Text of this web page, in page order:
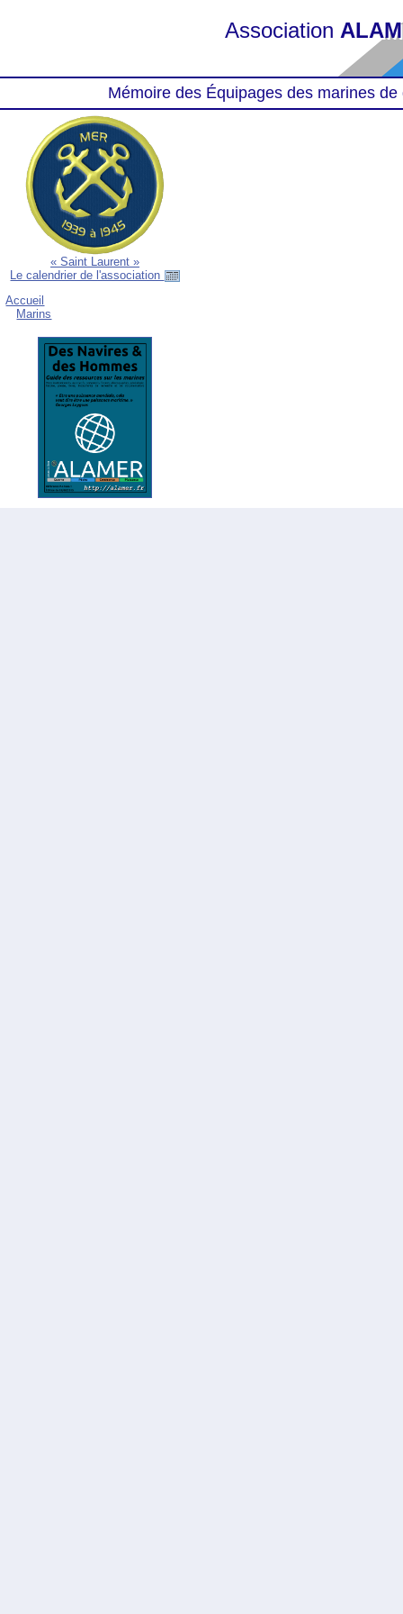
Association
Mémoire des Équipages des marines
« Saint Laurent »
Le calendrier de l'association
Accueil
Marins